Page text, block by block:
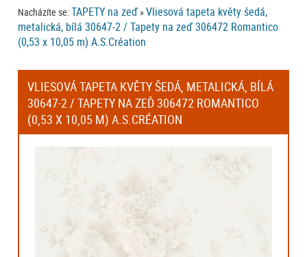
Nacházíte se:TAPETY na zeď »Vliesová tapeta květy šedá,
metalická, bílá 30647-2 / Tapety na zeď 306472 Romantico
(0,53 x 10,05 m) A.S.Création
VLIESOVÁ TAPETA KVĚTY ŠEDÁ, METALICKÁ, BÍLÁ
30647-2 / TAPETY NA ZEĎ 306472 ROMANTICO
(0,53 X 10,05 M) A.S.CRÉATION